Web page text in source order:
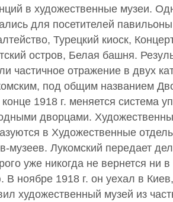
в художественные музеи.
для посетителей
Турецкий киоск,
остров, Белая башня.
частичное отражение в двух
под общим названием
1918 г. меняется система
дворцами.
в Художественные
музеев. Лукомский передает
уже никогда не вернется ни
В ноябре 1918 г. он уехал в
художественный музей из